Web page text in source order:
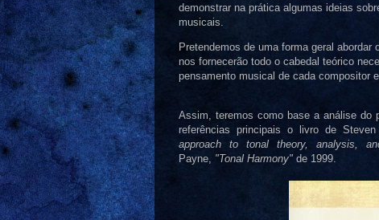
demonstrar na prática algumas ideias
musicais.
Pretendemos de uma forma geral
nos fornecerão todo o cabedal teórico
pensamento musical de cada compositor
Assim, teremos como base a análise do
referências principais o livro de
approach to tonal theory, analysis,
Payne, "Tonal Harmony" de 1999.